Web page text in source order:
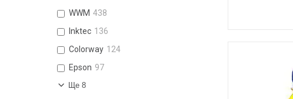
WWM 438
Inktec 136
Colorway 124
Epson 97
Ще 8